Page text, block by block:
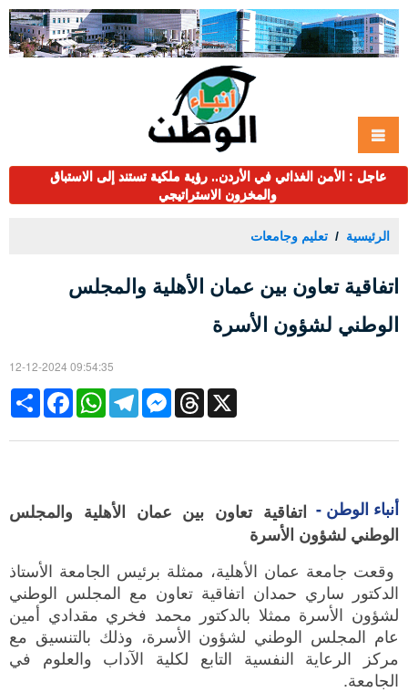
عاجل : الأمن الغذائي في الأردن.. رؤية ملكية تستند إلى الاستباق
والمخزون الاستراتيجي
الرئيسية تعليم وجامعات
اتفاقية تعاون بين عمان الأهلية والمجلس
الوطني لشؤون الأسرة
12-12-2024 09:54:35
Share
FacebookWhatsAppTelegramMessengerThreads X
أنباء الوطن - اتفاقية تعاون بين عمان الأهلية والمجلس
الوطني لشؤون الأسرة
وقعت جامعة عمان الأهلية، ممثلة برئيس الجامعة الأستاذ
الدكتور ساري حمدان اتفاقية تعاون مع المجلس الوطني
لشؤون الأسرة ممثلا بالدكتور محمد فخري مقدادي أمين
عام المجلس الوطني لشؤون الأسرة، وذلك بالتنسيق مع
مركز الرعاية النفسية التابع لكلية الآداب والعلوم في
الجامعة.